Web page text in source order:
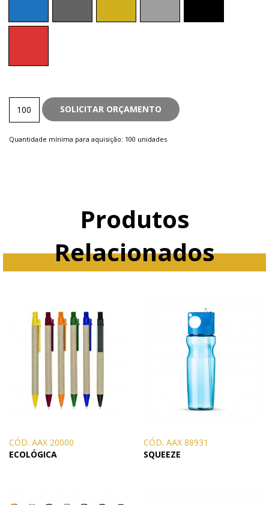
quantity
SOLICITAR ORÇAMENTO
Quantidade mínima para aquisição: 100 unidades
Produtos
Relacionados
CÓD. AAX 20000
ECOLÓGICA
CÓD. AAX 88931
SQUEEZE